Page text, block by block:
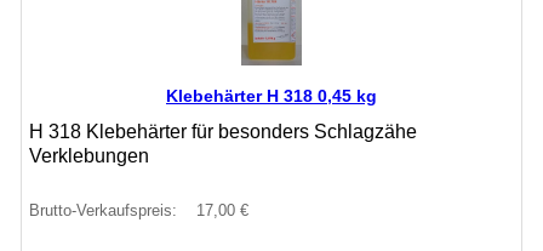
Klebehärter H 318 0,45 kg
H 318 Klebehärter für besonders Schlagzähe
Verklebungen
Brutto-Verkaufspreis: 17,00 €